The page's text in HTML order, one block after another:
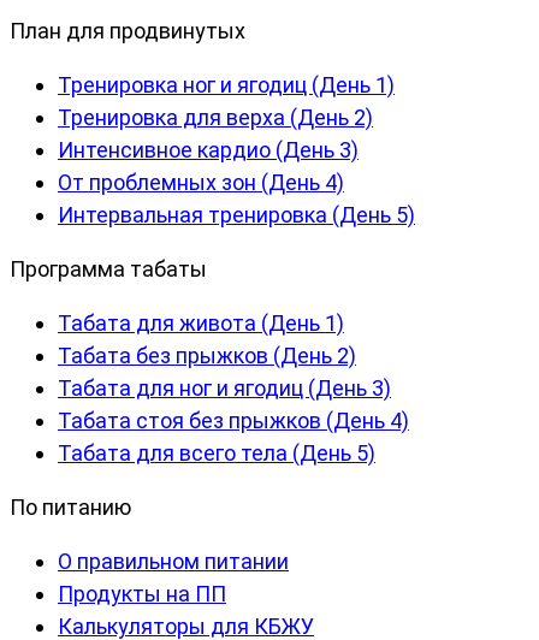
План для продвинутых
Тренировка ног и ягодиц (День 1)
Тренировка для верха (День 2)
Интенсивное кардио (День 3)
От проблемных зон (День 4)
Интервальная тренировка (День 5)
Программа табаты
Табата для живота (День 1)
Табата без прыжков (День 2)
Табата для ног и ягодиц (День 3)
Табата стоя без прыжков (День 4)
Табата для всего тела (День 5)
По питанию
О правильном питании
Продукты на ПП
Калькуляторы для КБЖУ